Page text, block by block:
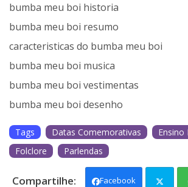
bumba meu boi historia
bumba meu boi resumo
caracteristicas do bumba meu boi
bumba meu boi musica
bumba meu boi vestimentas
bumba meu boi desenho
Tags Datas Comemorativas
Ensino
Folclore
Parlendas
Facebook